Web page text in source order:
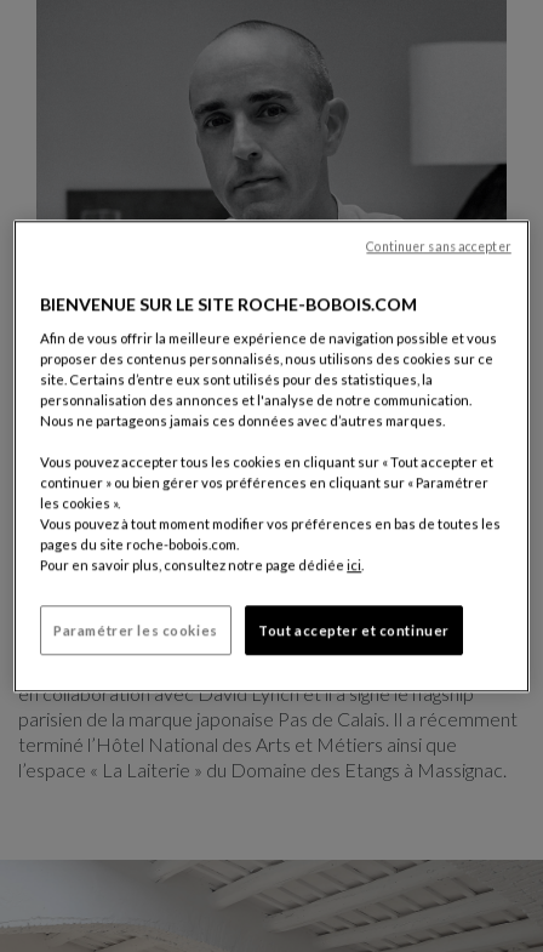
Multidisciplinaire, Raphael Navot est un designer non-
industriel diplômé de la « Design Academy » d’Eindhoven. Il
travaille essentiellement autour d'une architecture d'intérieur
associant méthodes artisanales et savoir-faire contemporain
ainsi que le design de mobilier sur-mesure pour chacun de ses
chaque projet, une expérience et un lieu unique.
en collaboration avec David Lynch et il a signé le flagship
parisien de la marque japonaise Pas de Calais. Il a récemment
terminé l’Hôtel National des Arts et Métiers ainsi que
l’espace « La Laiterie » du Domaine des Etangs à Massignac.
BIENVENUE SUR LE SITE ROCHE-BOBOIS.COM
Afin de vous offrir la meilleure expérience de navigation possible et vous
proposer des contenus personnalisés, nous utilisons des cookies sur ce
site. Certains d’entre eux sont utilisés pour des statistiques, la
personnalisation des annonces et l'analyse de notre communication.
Nous ne partageons jamais ces données avec d’autres marques.
Vous pouvez accepter tous les cookies en cliquant sur « Tout accepter et
continuer » ou bien gérer vos préférences en cliquant sur « Paramétrer
les cookies ».
Vous pouvez à tout moment modifier vos préférences en bas de toutes les
pages du site roche-bobois.com.
Pour en savoir plus, consultez notre page dédiéeici
Paramétrer les cookies Tout accepter et continuer
Continuer sans accepter